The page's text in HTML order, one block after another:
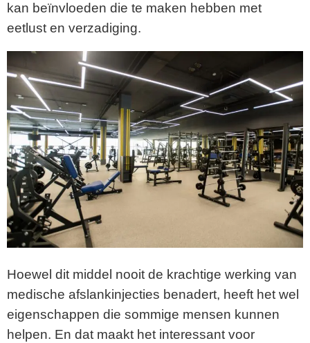
kan beïnvloeden die te maken hebben met
eetlust en verzadiging.
Hoewel dit middel nooit de krachtige werking van
medische afslankinjecties benadert, heeft het wel
eigenschappen die sommige mensen kunnen
helpen. En dat maakt het interessant voor